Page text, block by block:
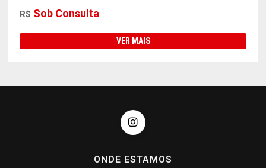
R$ Sob Consulta
VER MAIS
ONDE ESTAMOS